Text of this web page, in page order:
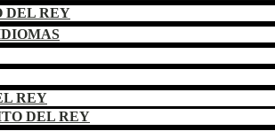
DEL REY
REY
DEL REY